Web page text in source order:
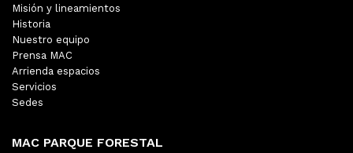
Misión y lineamientos
Historia
Nuestro equipo
Prensa MAC
Arrienda espacios
Servicios
Sedes
MAC PARQUE FORESTAL